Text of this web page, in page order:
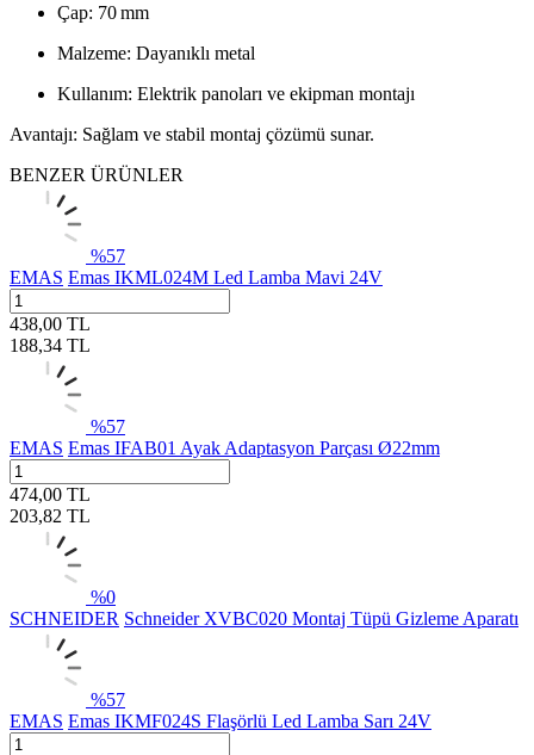
Çap: 70 mm
Malzeme: Dayanıklı metal
Kullanım: Elektrik panoları ve ekipman montajı
Avantajı: Sağlam ve stabil montaj çözümü sunar.
BENZER ÜRÜNLER
%57
EMAS Emas IKML024M Led Lamba Mavi 24V
438,00 TL
188,34 TL
%57
EMAS Emas IFAB01 Ayak Adaptasyon Parçası Ø22mm
474,00 TL
203,82 TL
%0
SCHNEIDER Schneider XVBC020 Montaj Tüpü Gizleme Aparatı
%57
EMAS Emas IKMF024S Flaşörlü Led Lamba Sarı 24V